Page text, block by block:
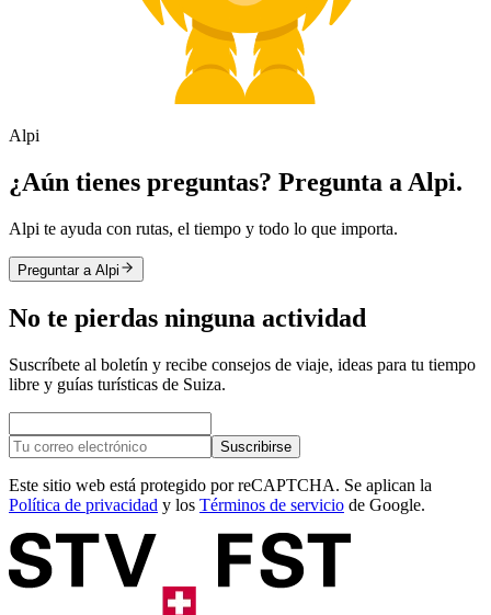
Alpi
¿Aún tienes preguntas? Pregunta a Alpi.
Alpi te ayuda con rutas, el tiempo y todo lo que importa.
Preguntar a Alpi
No te pierdas ninguna actividad
Suscríbete al boletín y recibe consejos de viaje, ideas para tu tiempo
libre y guías turísticas de Suiza.
Suscribirse
Este sitio web está protegido por reCAPTCHA. Se aplican la
Política de privacidad y los Términos de servicio de Google.